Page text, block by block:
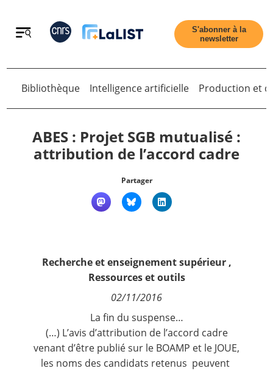
Retour
S'abonner à la
newsletter
Retour
Bibliothèque Intelligence artificielle Production et
ABES : Projet SGB mutualisé :
attribution de l’accord cadre
Partager
Recherche et enseignement supérieur,
Ressources et outils
02/11/2016
La fin du suspense…
(…) L’avis d’attribution de l’accord cadre
venant d’être publié sur le BOAMP et le JOUE,
les noms des candidats retenus peuvent